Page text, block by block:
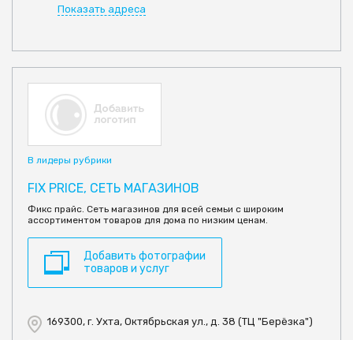
Показать адреса
В лидеры рубрики
FIX PRICE, СЕТЬ МАГАЗИНОВ
Фикс прайс. Сеть магазинов для всей семьи с широким
ассортиментом товаров для дома по низким ценам.
Добавить фотографии
товаров и услуг
169300, г. Ухта, Октябрьская ул., д. 38 (ТЦ "Берёзка")